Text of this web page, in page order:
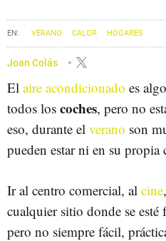
VERANO CALOR HOGARES
Joan Colás
El aire acondicionado es
todos los coches, pero no
eso, durante el verano son
pueden estar ni en su propia
Ir al centro comercial, al cine
cualquier sitio donde se esté
pero no siempre fácil,